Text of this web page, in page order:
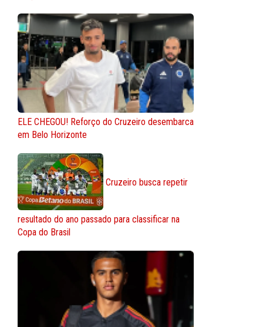
ELE CHEGOU! Reforço do Cruzeiro desembarca
em Belo Horizonte
Cruzeiro busca repetir
resultado do ano passado para classificar na
Copa do Brasil